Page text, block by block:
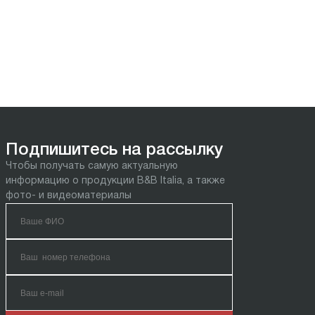
Подпишитесь на рассылку
Чтобы получать самую актуальную
информацию о продукции B&B Italia, а также
фото- и видеоматериалы